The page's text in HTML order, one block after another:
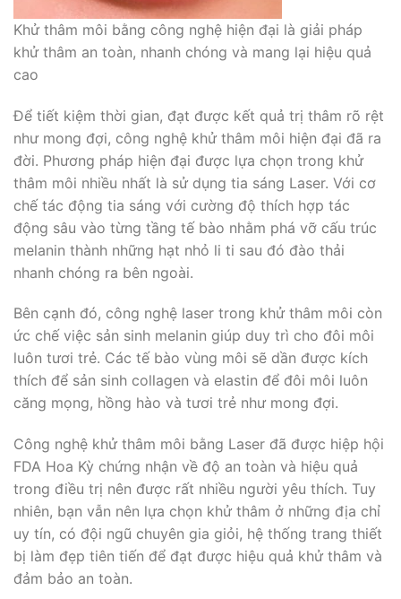
Khử thâm môi bằng công nghệ hiện đại là giải pháp
khử thâm an toàn, nhanh chóng và mang lại hiệu quả
cao
Để tiết kiệm thời gian, đạt được kết quả trị thâm rõ rệt
như mong đợi, công nghệ khử thâm môi hiện đại đã ra
đời. Phương pháp hiện đại được lựa chọn trong khử
thâm môi nhiều nhất là sử dụng tia sáng Laser. Với cơ
chế tác động tia sáng với cường độ thích hợp tác
động sâu vào từng tầng tế bào nhằm phá vỡ cấu trúc
melanin thành những hạt nhỏ li ti sau đó đào thải
nhanh chóng ra bên ngoài.
Bên cạnh đó, công nghệ laser trong khử thâm môi còn
ức chế việc sản sinh melanin giúp duy trì cho đôi môi
luôn tươi trẻ. Các tế bào vùng môi sẽ dần được kích
thích để sản sinh collagen và elastin để đôi môi luôn
căng mọng, hồng hào và tươi trẻ như mong đợi.
Công nghệ khử thâm môi bằng Laser đã được hiệp hội
FDA Hoa Kỳ chứng nhận về độ an toàn và hiệu quả
trong điều trị nên được rất nhiều người yêu thích. Tuy
nhiên, bạn vẫn nên lựa chọn khử thâm ở những địa chỉ
uy tín, có đội ngũ chuyên gia giỏi, hệ thống trang thiết
bị làm đẹp tiên tiến để đạt được hiệu quả khử thâm và
đảm bảo an toàn.